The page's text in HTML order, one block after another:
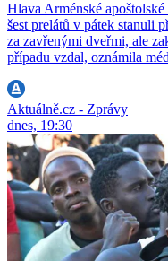
Hlava Arménské
šest prelátů v pátek stanuli
za zavřenými dveřmi, ale
případu vzdal, oznámila
Aktuálně.cz - Zprávy
dnes, 19:30